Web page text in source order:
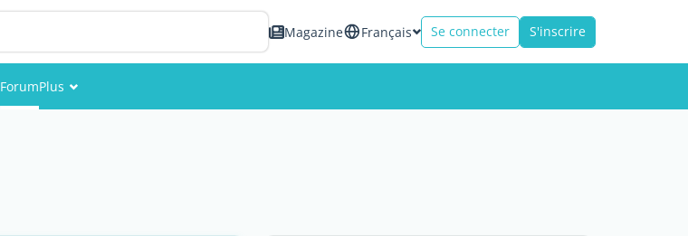
Magazine Français Se connecter S'inscrire
ForumPlus